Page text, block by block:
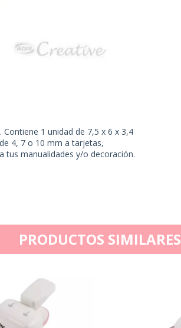
1 unidad de 7,5 x 6 x 3,4
4, 7 o 10 mm a tarjetas,
tus manualidades y/o decoración.
PRODUCTOS SIMILARES